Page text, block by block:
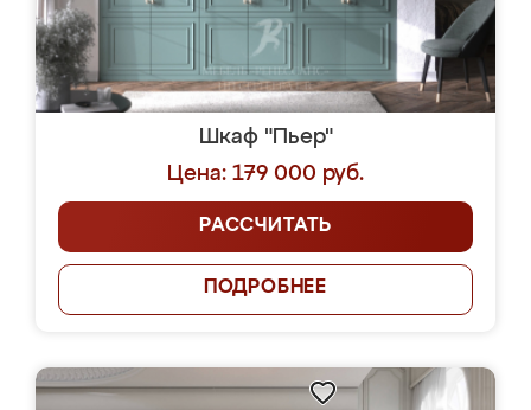
Шкаф "Пьер"
Цена: 179 000 руб.
РАССЧИТАТЬ
ПОДРОБНЕЕ